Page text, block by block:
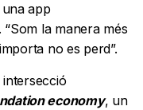
app
“Som la manera més
no es perd”.
economy, un